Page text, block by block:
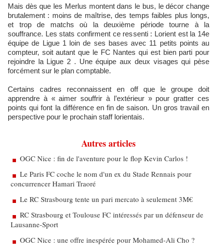
Mais dès que les Merlus montent dans le bus, le décor change
brutalement : moins de maîtrise, des temps faibles plus longs,
et trop de matchs où la deuxième période tourne à la
souffrance. Les stats confirment ce ressenti : Lorient est la 14e
équipe de Ligue 1 loin de ses bases avec 11 petits points au
compteur, soit autant que le FC Nantes qui est bien parti pour
rejoindre la Ligue 2 . Une équipe aux deux visages qui pèse
forcément sur le plan comptable.
Certains cadres reconnaissent en off que le groupe doit
apprendre à « aimer souffrir à l’extérieur » pour gratter ces
points qui font la différence en fin de saison. Un gros travail en
perspective pour le prochain staff lorientais.
Autres articles
OGC Nice : fin de l'aventure pour le flop Kevin Carlos !
Le Paris FC coche le nom d'un ex du Stade Rennais pour
concurrencer Hamari Traoré
Le RC Strasbourg tente un pari mercato à seulement 3M€
RC Strasbourg et Toulouse FC intéressés par un défenseur de
Lausanne-Sport
OGC Nice : une offre inespérée pour Mohamed-Ali Cho ?